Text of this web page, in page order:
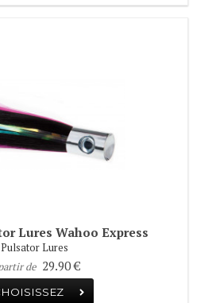
Lures Wahoo Express
Pulsator Lures
de 29.90 €